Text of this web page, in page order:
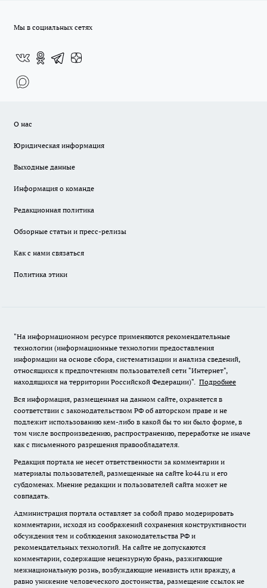
Мы в социальных сетях
О нас
Юридическая информация
Выходные данные
Информация о команде
Редакционная политика
Обзорные статьи и пресс-релизы
Как с нами связаться
Политика этики
"На информационном ресурсе применяются рекомендательные
технологии (информационные технологии предоставления
информации на основе сбора, систематизации и анализа сведений,
относящихся к предпочтениям пользователей сети "Интернет",
находящихся на территории Российской Федерации)". Подробнее
Вся информация, размещенная на данном сайте, охраняется в
соответствии с законодательством РФ об авторском праве и не
подлежит использованию кем-либо в какой бы то ни было форме, в
том числе воспроизведению, распространению, переработке не иначе
как с письменного разрешения правообладателя.
Редакция портала не несет ответственности за комментарии и
материалы пользователей, размещенные на сайте ko44.ru и его
субдоменах. Мнение редакции и пользователей сайта может не
совпадать.
Администрация портала оставляет за собой право модерировать
комментарии, исходя из соображений сохранения конструктивности
обсуждения тем и соблюдения законодательства РФ и
рекомендательных технологий. На сайте не допускаются
комментарии, содержащие нецензурную брань, разжигающие
межнациональную рознь, возбуждающие ненависть или вражду, а
равно унижение человеческого достоинства, размещение ссылок не